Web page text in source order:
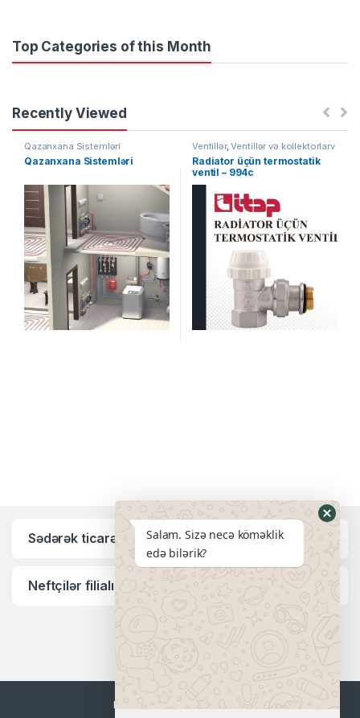
Top Categories of this Month
Recently Viewed
Qazanxana Sistemləri
Qazanxana Sistemləri
Ventillər,Ventillər və kollektorlarv
Radiator üçün termostatik
ventil – 994c
Sədərək ticarət mərkəzi filialı:
Neftçilər filialı:
I-VI günlər saat 9:00-18:00-
Salam. Sizə necə köməklik
edə bilərik?